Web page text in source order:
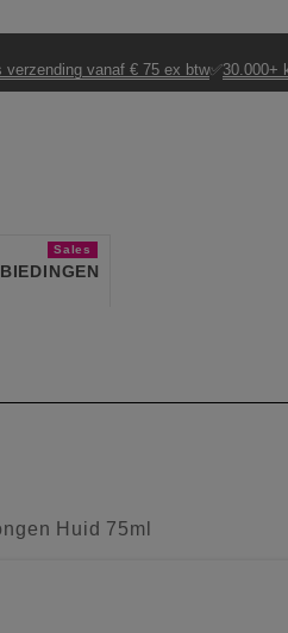
verzending vanaf € 75 ex btw✅30.000+
Sales
Huid 75ml